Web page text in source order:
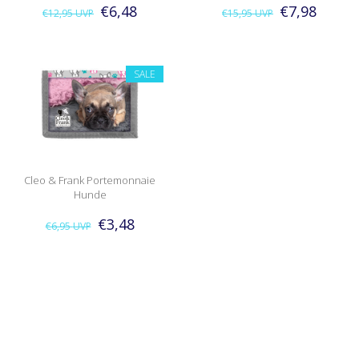
€12,95UVP €6,48 €15,95UVP €7,98
SALE
Cleo & Frank Portemonnaie
Hunde
€6,95UVP €3,48